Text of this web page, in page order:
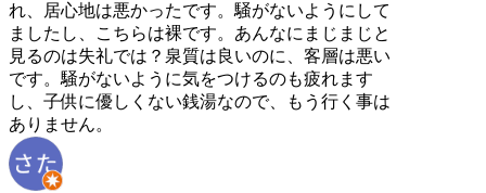
れ、居心地は悪かったです。騒がないようにして
ましたし、こちらは裸です。あんなにまじまじと
見るのは失礼では？泉質は良いのに、客層は悪い
です。騒がないように気をつけるのも疲れます
し、子供に優しくない銭湯なので、もう行く事は
ありません。